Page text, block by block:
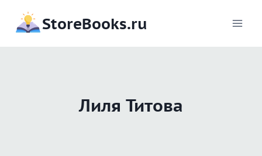
содержимому
StoreBooks.ru
Лиля Титова